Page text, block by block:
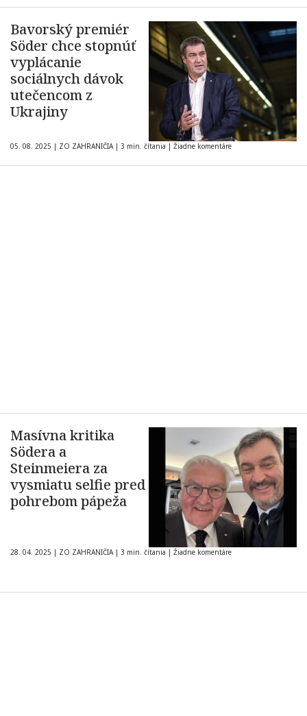
Bavorský premiér
Söder chce stopnúť
vyplácanie
sociálnych dávok
utečencom z
Ukrajiny
05. 08. 2025 | ZO ZAHRANIČIA | 3 min. čítania | Žiadne komentáre
Masívna kritika
Södera a
Steinmeiera za
vysmiatu selfie pred
pohrebom pápeža
28. 04. 2025 | ZO ZAHRANIČIA | 3 min. čítania | Žiadne komentáre